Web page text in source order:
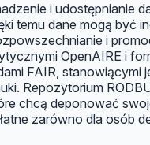
i udostępnianie
temu dane mogą być
i
OpenAIRE i
FAIR,
Repozytorium
chcą deponować
zarówno dla osób